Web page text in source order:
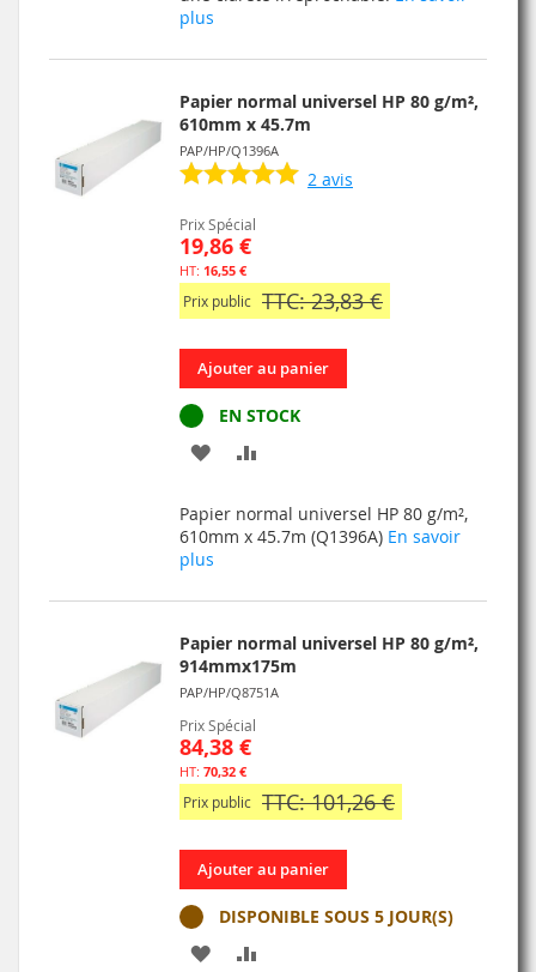
plus
Papier normal universel HP 80 g/m²,
610mm x 45.7m
PAP/HP/Q1396A
2 avis
Prix Spécial
19,86 €
16,55 €
Prix public TTC: 23,83 €
Ajouter au panier
EN STOCK
AJOUTER
MA
COMPARATEUR
Papier normal universel HP 80 g/m²,
610mm x 45.7m (Q1396A) En savoir
plus
Papier normal universel HP 80 g/m²,
914mmx175m
PAP/HP/Q8751A
Prix Spécial
84,38 €
70,32 €
Prix public TTC: 101,26 €
Ajouter au panier
DISPONIBLE SOUS 5 JOUR(S)
AJOUTER